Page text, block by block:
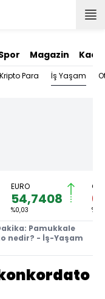
Magazin
Kripto Para İş Yaşam
EURO
54,7408
%0,03 %-
Pamukkale
nedir? - İş-Yaşam